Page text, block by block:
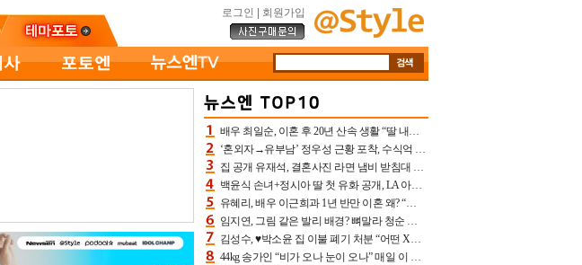
로그인 회원가입
배우 최일순, 이혼 후 20년 산속 생활 “딸 내가 버렸다고 원망‥맘 아파”(특종)[어제TV]
‘혼외자→유부남’ 정우성 근황 포착, 수식억 해킹 피해 후배 만났다 “존경하는”
집 공개 유재석, 결혼사진 라면 냄비 받침대 되고 분노‥가족사진도 피해(놀뭐)[어제TV]
백윤식 손녀+정시아 딸 첫 유화 공개, LA 아트쇼→서울국제조각페스타 작가다운 수준급 실력
유혜리, 배우 이근희과 1년 반만 이혼 왜? “식칼 꽂고 의자 던져” 충격 폭로(특종)[어제TV]
임지연, 그림 같은 발리 배경? 뼈말라 청순 비키니 핏에 상대 안 되네
김성수, ♥박소윤 집 이불 폐기 처분 “어떤 X이랑 썼을지 몰라” 질투(신랑수업2)[어제TV]
44kg 송가인 “비가 오나 눈이 오나” 매일 이 운동, 허벅지 근육량 상승+체지방 감소